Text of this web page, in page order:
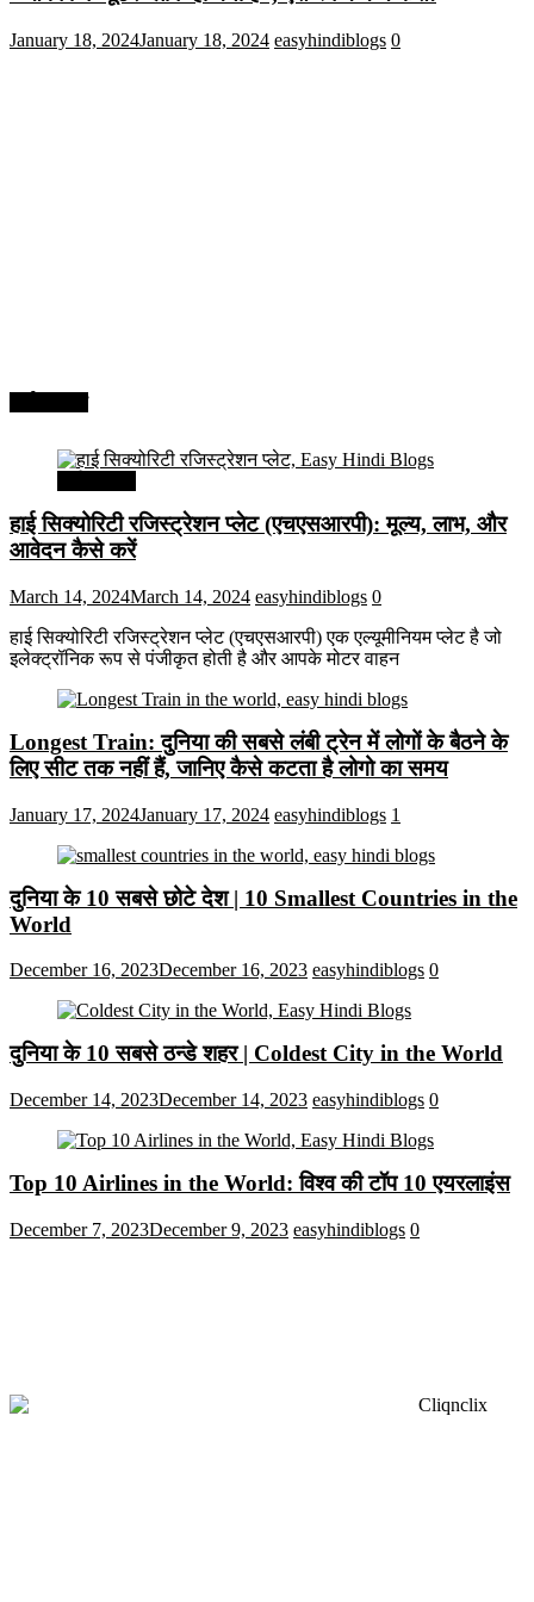
January 18, 2024January 18, 2024 easyhindiblogs 0
हाई सिक्योरिटी रजिस्ट्रेशन प्लेट (एचएसआरपी): मूल्य, लाभ, और
आवेदन कैसे करें
March 14, 2024March 14, 2024 easyhindiblogs 0
हाई सिक्योरिटी रजिस्ट्रेशन प्लेट (एचएसआरपी) एक एल्यूमीनियम प्लेट है जो
इलेक्ट्रॉनिक रूप से पंजीकृत होती है और आपके मोटर वाहन
Longest Train: दुनिया की सबसे लंबी ट्रेन में लोगों के बैठने के
लिए सीट तक ​​नहीं हैं, जानिए कैसे कटता है लोगो का समय
January 17, 2024January 17, 2024 easyhindiblogs 1
दुनिया के 10 सबसे छोटे देश | 10 Smallest Countries in the
World
December 16, 2023December 16, 2023 easyhindiblogs 0
दुनिया के 10 सबसे ठन्डे शहर | Coldest City in the World
December 14, 2023December 14, 2023 easyhindiblogs 0
Top 10 Airlines in the World: विश्व की टॉप 10 एयरलाइंस
December 7, 2023December 9, 2023 easyhindiblogs 0